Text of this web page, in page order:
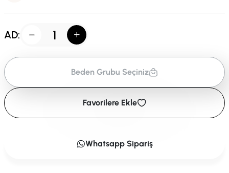
AD:
Beden Grubu Seçiniz
Favorilere Ekle
Whatsapp Sipariş